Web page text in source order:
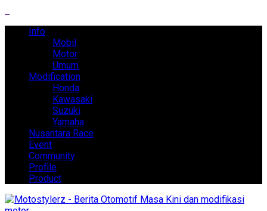
Info
Mobil
Motor
Umum
Modification
Honda
Kawasaki
Suzuki
Yamaha
Nusantara Race
Event
Community
Profile
Product